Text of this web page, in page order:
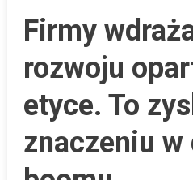
Firmy
rozwoju
etyce. To
znaczeniu w